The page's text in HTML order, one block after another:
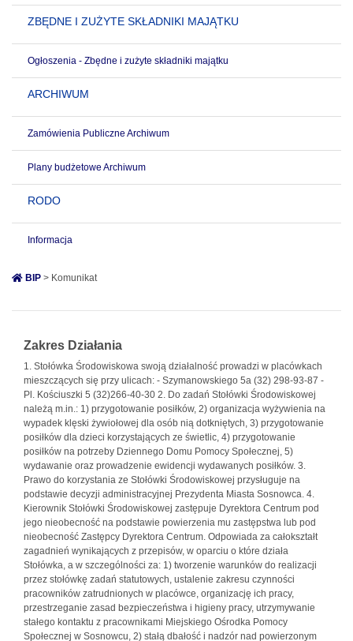
ZBĘDNE I ZUŻYTE SKŁADNIKI MAJĄTKU
Ogłoszenia - Zbędne i zużyte składniki majątku
ARCHIWUM
Zamówienia Publiczne Archiwum
Plany budżetowe Archiwum
RODO
Informacja
BIP > Komunikat
Zakres Działania
1. Stołówka Środowiskowa swoją działalność prowadzi w placówkach
mieszczących się przy ulicach: - Szymanowskiego 5a (32) 298-93-87 -
Pl. Kościuszki 5 (32)266-40-30 2. Do zadań Stołówki Środowiskowej
należą m.in.: 1) przygotowanie posiłków, 2) organizacja wyżywienia na
wypadek klęski żywiołowej dla osób nią dotkniętych, 3) przygotowanie
posiłków dla dzieci korzystających ze świetlic, 4) przygotowanie
posiłków na potrzeby Dziennego Domu Pomocy Społecznej, 5)
wydawanie oraz prowadzenie ewidencji wydawanych posiłków. 3.
Prawo do korzystania ze Stołówki Środowiskowej przysługuje na
podstawie decyzji administracyjnej Prezydenta Miasta Sosnowca. 4.
Kierownik Stołówki Środowiskowej zastępuje Dyrektora Centrum pod
jego nieobecność na podstawie powierzenia mu zastępstwa lub pod
nieobecność Zastępcy Dyrektora Centrum. Odpowiada za całokształt
zagadnień wynikających z przepisów, w oparciu o które działa
Stołówka, a w szczególności za: 1) tworzenie warunków do realizacji
przez stołówkę zadań statutowych, ustalenie zakresu czynności
pracowników zatrudnionych w placówce, organizację ich pracy,
przestrzeganie zasad bezpieczeństwa i higieny pracy, utrzymywanie
stałego kontaktu z pracownikami Miejskiego Ośrodka Pomocy
Społecznej w Sosnowcu, 2) stałą dbałość i nadzór nad powierzonym